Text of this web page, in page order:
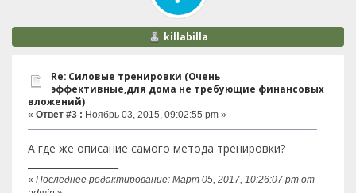
killabilla
Re: Силовые тренировки (Очень
эффективные,для дома не требующие финансовых
вложений)
« Ответ #3 : Ноябрь 03, 2015, 09:02:55 pm »
А где же описание самого метода тренировки?
« Последнее редактирование: Март 05, 2017, 10:26:07 pm от